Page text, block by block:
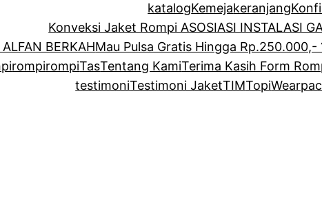
katalogKemejakeranjang
Konveksi Jaket Rompi ASOSIASI INSTALASI
BERKAHMau Pulsa Gratis Hingga Rp.250.000,-
rompirompiTasTentang KamiTerima Kasih Form
testimoniTestimoni JaketTIMTopi